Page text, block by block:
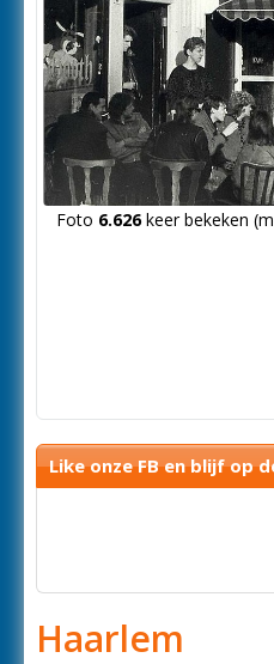
Foto 6.626keer bekeken
Like onze FB en blijf op
Haarlem